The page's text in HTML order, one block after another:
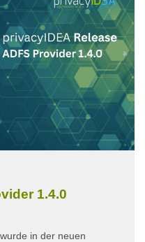
1.4.0
in der neuen